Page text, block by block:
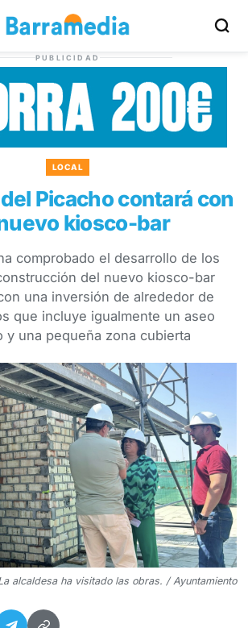
PUBLICIDAD
LOCAL
Picacho contará con
kiosco-bar
comprobado el desarrollo de los
del nuevo kiosco-bar
una inversión de alrededor de
que incluye igualmente un aseo
y una pequeña zona cubierta
alcaldesa ha visitado las obras. / Ayuntamiento